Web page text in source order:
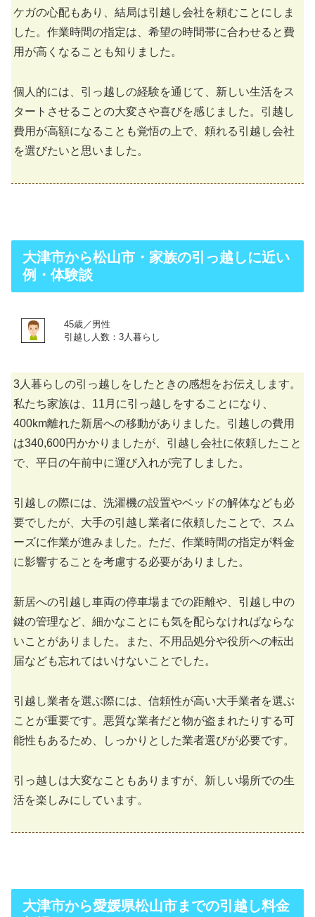
ケガの心配もあり、結局は引越し会社を頼むことにしま
した。作業時間の指定は、希望の時間帯に合わせると費
用が高くなることも知りました。
個人的には、引っ越しの経験を通じて、新しい生活をス
タートさせることの大変さや喜びを感じました。引越し
費用が高額になることも覚悟の上で、頼れる引越し会社
を選びたいと思いました。
大津市から松山市・家族の引っ越しに近い
例・体験談
45歳／男性
引越し人数：3人暮らし
3人暮らしの引っ越しをしたときの感想をお伝えします。
私たち家族は、11月に引っ越しをすることになり、
400km離れた新居への移動がありました。引越しの費用
は340,600円かかりましたが、引越し会社に依頼したこと
で、平日の午前中に運び入れが完了しました。
引越しの際には、洗濯機の設置やベッドの解体なども必
要でしたが、大手の引越し業者に依頼したことで、スム
ーズに作業が進みました。ただ、作業時間の指定が料金
に影響することを考慮する必要がありました。
新居への引越し車両の停車場までの距離や、引越し中の
鍵の管理など、細かなことにも気を配らなければならな
いことがありました。また、不用品処分や役所への転出
届なども忘れてはいけないことでした。
引越し業者を選ぶ際には、信頼性が高い大手業者を選ぶ
ことが重要です。悪質な業者だと物が盗まれたりする可
能性もあるため、しっかりとした業者選びが必要です。
引っ越しは大変なこともありますが、新しい場所での生
活を楽しみにしています。
大津市から愛媛県松山市までの引越し料金